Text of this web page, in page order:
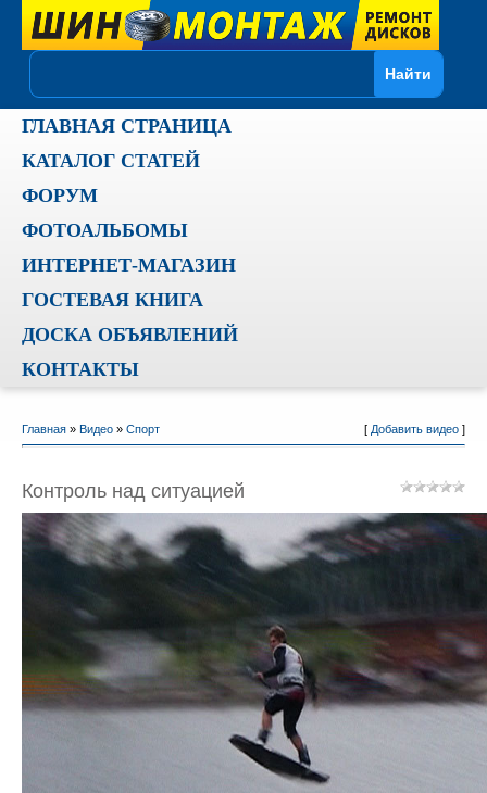
ГЛАВНАЯ СТРАНИЦА
КАТАЛОГ СТАТЕЙ
ФОРУМ
ФОТОАЛЬБОМЫ
ИНТЕРНЕТ-МАГАЗИН
ГОСТЕВАЯ КНИГА
ДОСКА ОБЪЯВЛЕНИЙ
КОНТАКТЫ
Главная» Видео» Спорт [ Добавить видео]
Контроль над ситуацией